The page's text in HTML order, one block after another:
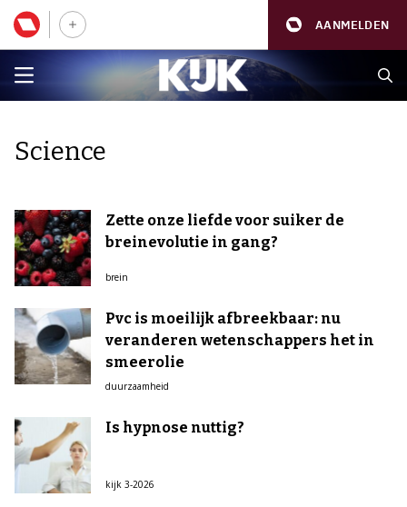
AANMELDEN
Science
Zette onze liefde voor suiker de
breinevolutie in gang?
brein
Pvc is moeilijk afbreekbaar: nu
veranderen wetenschappers het in
smeerolie
duurzaamheid
Is hypnose nuttig?
kijk 3-2026